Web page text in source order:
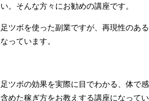
い。そんな方々にお勧めの講座です。
足ツボを使った副業ですが、再現性のあ
なっています。
足ツボの効果を実際に目でわかる、体で
含めた稼ぎ方をお教えする講座になってい